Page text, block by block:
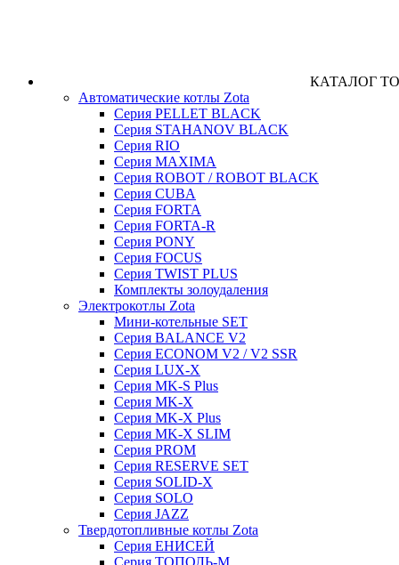
КАТАЛОГ
Автоматические котлы Zota
Серия PELLET BLACK
Серия STAHANOV BLACK
Серия RIO
Серия MAXIMA
Серия ROBOT / ROBOT BLACK
Серия CUBA
Серия FORTA
Серия FORTA-R
Серия PONY
Серия FOCUS
Серия TWIST PLUS
Комплекты золоудаления
Электрокотлы Zota
Мини-котельные SET
Серия BALANCE V2
Серия ECONOM V2 / V2 SSR
Серия LUX-X
Серия MK-S Plus
Серия MK-X
Серия MK-X Plus
Серия MK-X SLIM
Серия PROM
Серия RESERVE SET
Серия SOLID-X
Серия SOLO
Серия JAZZ
Твердотопливные котлы Zota
Серия ЕНИСЕЙ
Серия ТОПОЛЬ-М